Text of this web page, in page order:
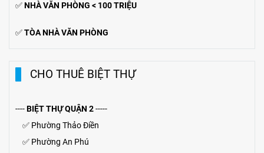
✅NHÀ VĂN PHÒNG < 100 TRIỆU
✅TÒA NHÀ VĂN PHÒNG
CHO THUÊ BIỆT THỰ
----BIỆT THỰ QUẬN 2-----
✅ Phường Thảo Điền
✅ Phường An Phú